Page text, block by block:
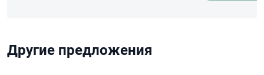
Другие предложения